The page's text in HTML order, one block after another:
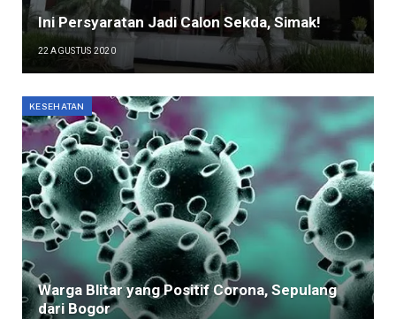
Ini Persyaratan Jadi Calon Sekda, Simak!
22 AGUSTUS 2020
KESEHATAN
Warga Blitar yang Positif Corona, Sepulang
dari Bogor